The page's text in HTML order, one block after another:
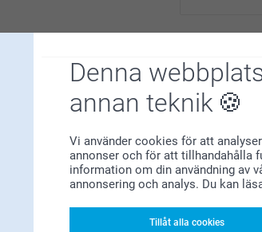
Denna
annan teknik
Vi använder cookies för att
annonser och för att tillhandahålla
information om din användning av
annonsering och analys. Du kan
Tillåt alla cookies
sätt att skapa ett eget
din upplevelse kring priset
att fortsätta förbättra